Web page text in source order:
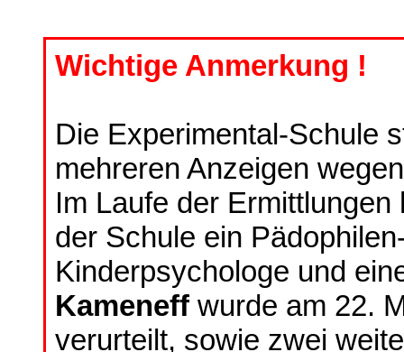
Wichtige Anmerkung !
Die Experimental-Schule
mehreren Anzeigen
Im Laufe der
der Schule ein
Kinderpsychologe und
Kameneff wurde am 22.
verurteilt, sowie zwei